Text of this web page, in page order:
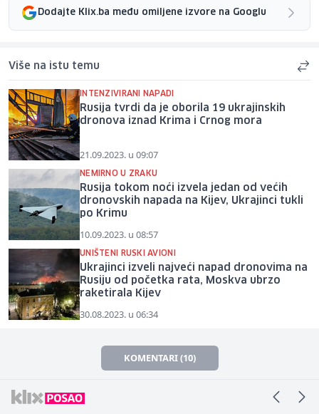
Dodajte Klix.ba među omiljene izvore na Googlu
Više na istu temu
INTENZIVIRANI NAPADI
Rusija tvrdi da je oborila 19 ukrajinskih
dronova iznad Krima i Crnog mora
21.09.2023. u 09:07
NEMIRNO U ZRAKU
Rusija tokom noći izvela jedan od većih
dronovskih napada na Kijev, Ukrajinci tukli
po Krimu
10.09.2023. u 08:57
UNIŠTENI RUSKI AVIONI
Ukrajinci izveli najveći napad dronovima na
Rusiju od početka rata, Moskva ubrzo
raketirala Kijev
30.08.2023. u 06:34
KOMENTARI (10)